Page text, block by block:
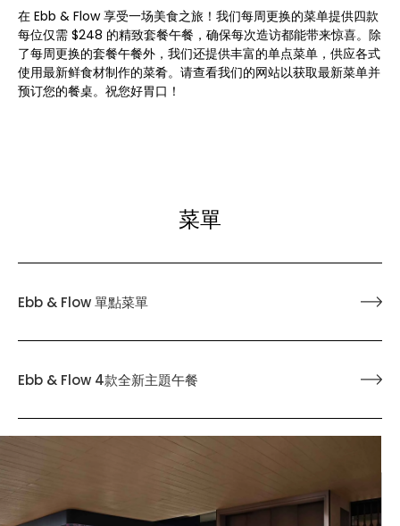
在 Ebb & Flow 享受一场美食之旅！我们每周更换的菜单提供四款
每位仅需 $248 的精致套餐午餐，确保每次造访都能带来惊喜。除
了每周更换的套餐午餐外，我们还提供丰富的单点菜单，供应各式
使用最新鲜食材制作的菜肴。请查看我们的网站以获取最新菜单并
预订您的餐桌。祝您好胃口！
菜單
Ebb & Flow 單點菜單
Ebb & Flow 4款全新主題午餐